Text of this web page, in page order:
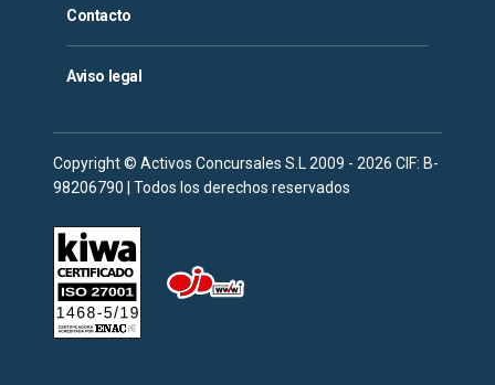
Contacto
Aviso legal
Copyright © Activos Concursales S.L 2009 - 2026 CIF: B-
98206790 | Todos los derechos reservados